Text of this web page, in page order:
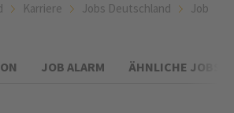
Karriere Jobs Deutschland Job
JOB ALARM ÄHNLICHE JOBS